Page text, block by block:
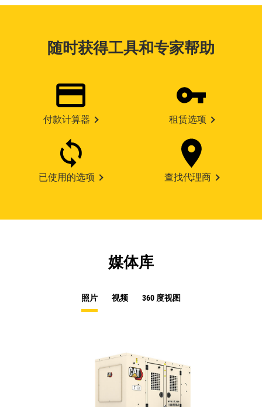
随时获得工具和专家帮助
付款计算器 租赁选项
已使用的选项 查找代理商
媒体库
照片 视频 360 度视图